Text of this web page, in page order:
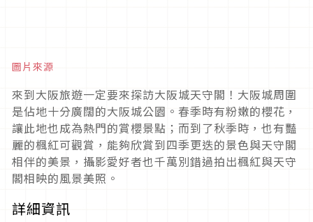
圖片來源
來到大阪旅遊一定要來探訪大阪城天守閣！大阪城周圍
是佔地十分廣闊的大阪城公園。春季時有粉嫩的櫻花，
讓此地也成為熱門的賞櫻景點；而到了秋季時，也有豔
麗的楓紅可觀賞，能夠欣賞到四季更迭的景色與天守閣
相伴的美景，攝影愛好者也千萬別錯過拍出楓紅與天守
閣相映的風景美照。
詳細資訊